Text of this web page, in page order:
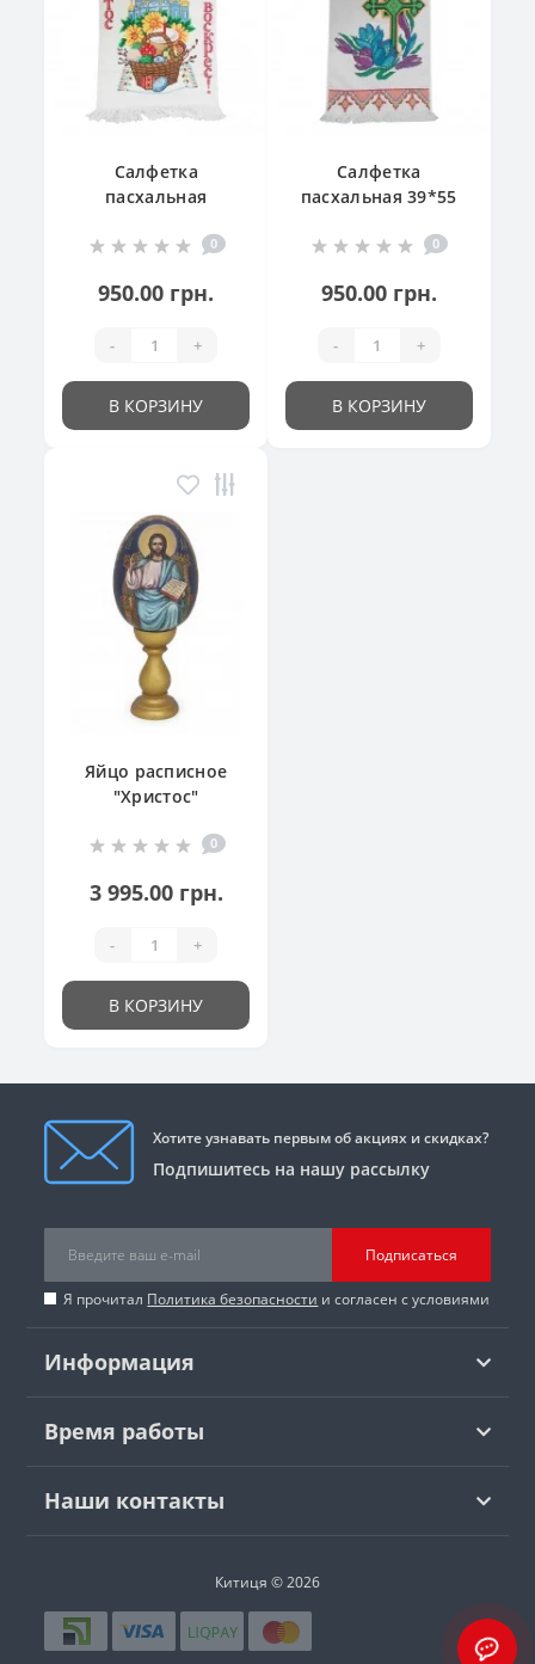
Салфетка
пасхальная
кошик"
0
950.00 грн.
- +
В КОРЗИНУ
Салфетка
пасхальная 39*55
0
950.00 грн.
- +
В КОРЗИНУ
Яйцо расписное
"Христос"
0
3 995.00 грн.
- +
В КОРЗИНУ
Хотите узнавать первым об акциях и скидках?
Подпишитесь на нашу рассылку
Подписаться
Я прочитал Политика безопасности и согласен с условиями
Информация
Время работы
Наши контакты
Китиця © 2026